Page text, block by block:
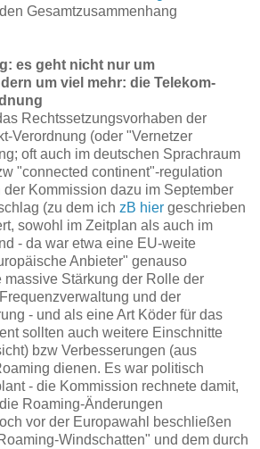
Gesamtzusammenhang
es geht nicht nur um
um viel mehr: die Telekom-
Rechtssetzungsvorhaben der
Verordnung (oder "Vernetzer
oft auch im deutschen Sprachraum
"connected continent"-regulation
der Kommission dazu im September
(zu dem ich zB hier geschrieben
sowohl im Zeitplan als auch im
- da war etwa eine EU-weite
Anbieter" genauso
Stärkung der Rolle der
und der
- und als eine Art Köder für das
sollten auch weitere Einschnitte
bzw Verbesserungen (aus
dienen. Es war politisch
- die Kommission rechnete damit,
Roaming-Änderungen
vor der Europawahl beschließen
Windschatten" und dem durch